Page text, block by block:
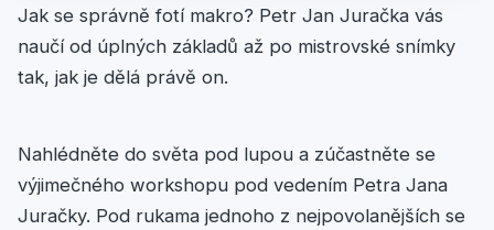
Jak se správně fotí makro? Petr Jan Juračka vás
naučí od úplných základů až po mistrovské snímky
tak, jak je dělá právě on.
Nahlédněte do světa pod lupou a zúčastněte se
výjimečného workshopu pod vedením Petra Jana
Juračky. Pod rukama jednoho z nejpovolanějších se